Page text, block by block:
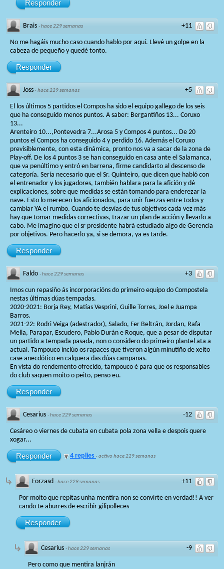
Responder
+11
Brais ·hace 229 semanas
No me hagáis mucho caso cuando hablo por aquí. Llevé un golpe en la
cabeza de pequeño y quedé tonto.
Responder
+5
Joss ·hace 229 semanas
El los últimos 5 partidos el Compos ha sido el equipo gallego de los seis
que ha conseguido menos puntos. A saber: Bergantiños 13... Coruxo
13...
Arenteiro 10...,Pontevedra 7...Arosa 5 y Compos 4 puntos... De 20
puntos el Compos ha conseguido 4 y perdido 16. Además el Coruxo
previsiblemente, con esta dinámica, pronto nos va a sacar de la zona de
Play-off. De los 4 puntos 3 se han conseguido en casa ante el Salamanca,
que va penúltimo y entró en barrena, firme candidarto al descenso de
categoría. Sería necesario que el Sr. Quinteiro, que dicen que habló con
el entrenador y los jugadores, también hablara para la afición y dé
explicaciones, sobre que medidas se están tomando para enderezar la
nave. Esto lo merecen los aficionados, para unir fuerzas entre todos y
cambiar YA el rumbo. Cuando te desvías de tus objetivos cada vez más
hay que tomar medidas correctivas, trazar un plan de acción y llevarlo a
cabo. Me imagino que el sr presidente habrá estudiado algo de Gerencia
por objetivos. Pero hacerlo ya, si se demora, ya es tarde.
Responder
+3
Faldo ·hace 229 semanas
Imos cun repasiño ás incorporacións do primeiro equipo do Compostela
nestas últimas dúas tempadas.
2020-2021: Borja Rey, Matías Vesprini, Guille Torres, Joel e Juampa
Barros.
2021-22: Rodri Veiga (adestrador), Salado, Fer Beltrán, Jordan, Rafa
Mella, Parapar, Escudero, Pablo Durán e Roque, que a pesar de disputar
un partido a tempada pasada, non o considero do primeiro plantel ata a
actual. Tampouco inclúo os rapaces que tiveron algún minutiño de xeito
case anecdótico en calquera das dúas campañas.
En vista do rendemento ofrecido, tampouco é para que os responsables
do club saquen moito o peito, penso eu.
Responder
-12
Cesarius ·hace 229 semanas
Cesáreo o viernes de cubata en cubata pola zona vella e despois quere
xogar...
Responder 4 replies ·activo hace 229 semanas
+11
Forzasd ·hace 229 semanas
Por moito que repitas unha mentira non se convirte en verdad!! A ver
cando te aburres de escribir gilipolleces
Responder
-9
Cesarius ·hace 229 semanas
Pero como que mentira lanjrán